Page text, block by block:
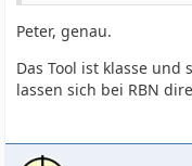
Peter, genau.
Das Tool ist klasse
lassen sich bei RBN